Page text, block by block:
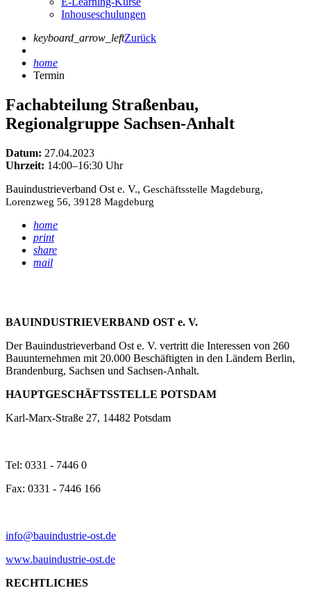
Inhouseschulungen
keyboard_arrow_leftZurück
home
Termin
Fachabteilung Straßenbau,
Regionalgruppe Sachsen-Anhalt
Datum: 27.04.2023
Uhrzeit: 14:00–16:30 Uhr
Bauindustrieverband Ost e. V., Geschäftsstelle Magdeburg,
Lorenzweg 56, 39128 Magdeburg
home
print
share
mail
BAUINDUSTRIEVERBAND OST e. V.
Der Bauindustrieverband Ost e. V. vertritt die Interessen von 260
Bauunternehmen mit 20.000 Beschäftigten in den Ländern Berlin,
Brandenburg, Sachsen und Sachsen-Anhalt.
HAUPTGESCHÄFTSSTELLE POTSDAM
Karl-Marx-Straße 27, 14482 Potsdam
Tel: 0331 - 7446 0
Fax: 0331 - 7446 166
info@bauindustrie-ost.de
www.bauindustrie-ost.de
RECHTLICHES